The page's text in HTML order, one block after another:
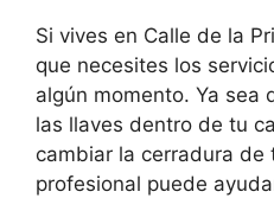
Si vives en Calle de la
que necesites los
algún momento. Ya sea
las llaves dentro de tu
cambiar la cerradura de
profesional puede